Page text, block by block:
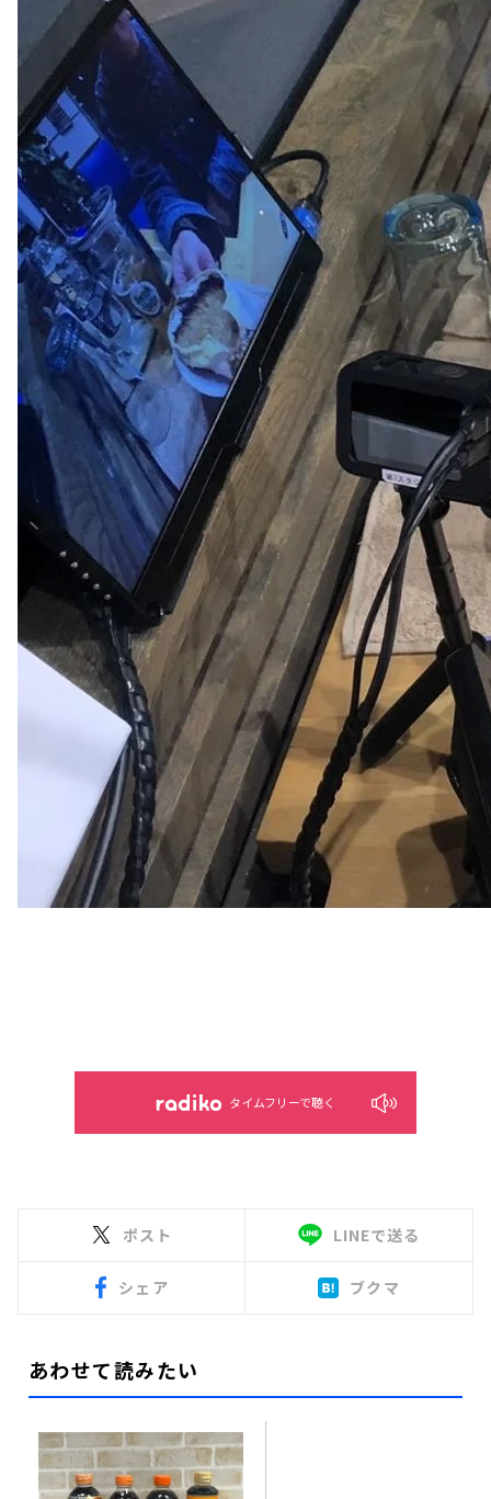
タイムフリーで聴く
ポスト LINEで送る
シェア ブクマ
あわせて読みたい